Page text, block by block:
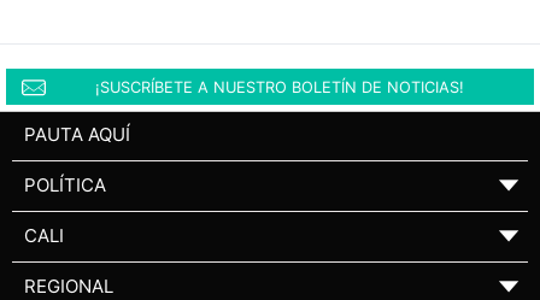
¡SUSCRÍBETE A NUESTRO BOLETÍN DE NOTICIAS!
PAUTA AQUÍ
POLÍTICA ▼
CALI ▼
REGIONAL ▼